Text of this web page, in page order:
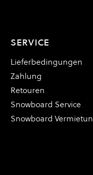
SERVICE
Lieferbedingungen
Zahlung
Retouren
Snowboard Service
Snowboard